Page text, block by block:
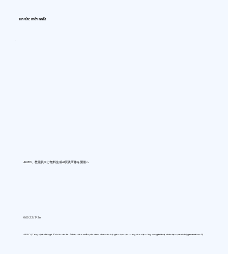
Tin tức mới nhất
AIUEO、教職員向け無料生成AI実践研修を開催へ
0:00 22/7/26
AIUEO (Tokyo) sẽ đồng tổ chức các buổi hội thảo miễn phí dành cho cán bộ giáo dục tập trung vào việc ứng dụng trí tuệ nhân tạo tạo sinh (generative AI)